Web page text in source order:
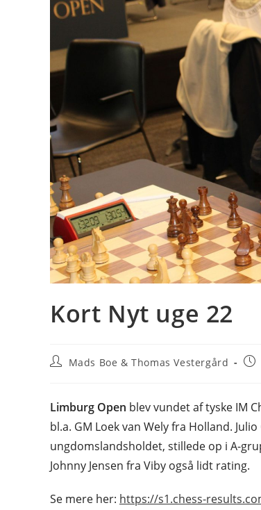
Kort Nyt uge 22
PostMads Boe & Thomas Vestergård
Limburg Open blev vundet af tyske IM
bl.a. GM Loek van Wely fra Holland.
ungdomslandsholdet, stillede op i A-
Johnny Jensen fra Viby også lidt rating.
Se mere her: https://s1.chess-